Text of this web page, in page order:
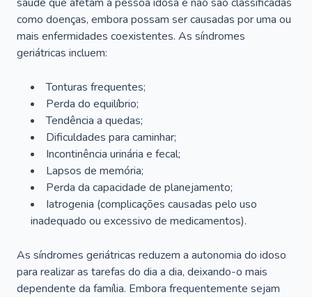
como doenças, embora possam ser causadas por uma ou
mais enfermidades coexistentes. As síndromes
geriátricas incluem:
Tonturas frequentes;
Perda do equilíbrio;
Tendência a quedas;
Dificuldades para caminhar;
Incontinência urinária e fecal;
Lapsos de memória;
Perda da capacidade de planejamento;
Iatrogenia (complicações causadas pelo uso
inadequado ou excessivo de medicamentos).
As síndromes geriátricas reduzem a autonomia do idoso
para realizar as tarefas do dia a dia, deixando-o mais
dependente da família. Embora frequentemente sejam